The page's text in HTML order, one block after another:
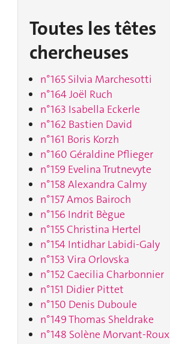
Toutes les têtes
chercheuses
n°165 Silvia Marchesotti
n°164 Joël Ruch
n°163 Isabella Eckerle
n°162 Bastien David
n°161 Boris Korzh
n°160 Géraldine Pflieger
n°159 Evelina Trutnevyte
n°158 Alexandra Calmy
n°157 Amos Bairoch
n°156 Indrit Bègue
n°155 Christina Hertel
n°154 Intidhar Labidi-Galy
n°153 Vira Orlovska
n°152 Caecilia Charbonnier
n°151 Didier Pittet
n°150 Denis Duboule
n°149 Thomas Sheldrake
n°148 Solène Morvant-Roux